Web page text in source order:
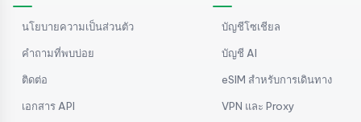
นโยบายความเป็นส่วนตัว
คำถามที่พบบ่อย
ติดต่อ
เอกสาร API
บัญชีโซเชียล
บัญชี AI
eSIM สำหรับการเดินทาง
VPN และ Proxy